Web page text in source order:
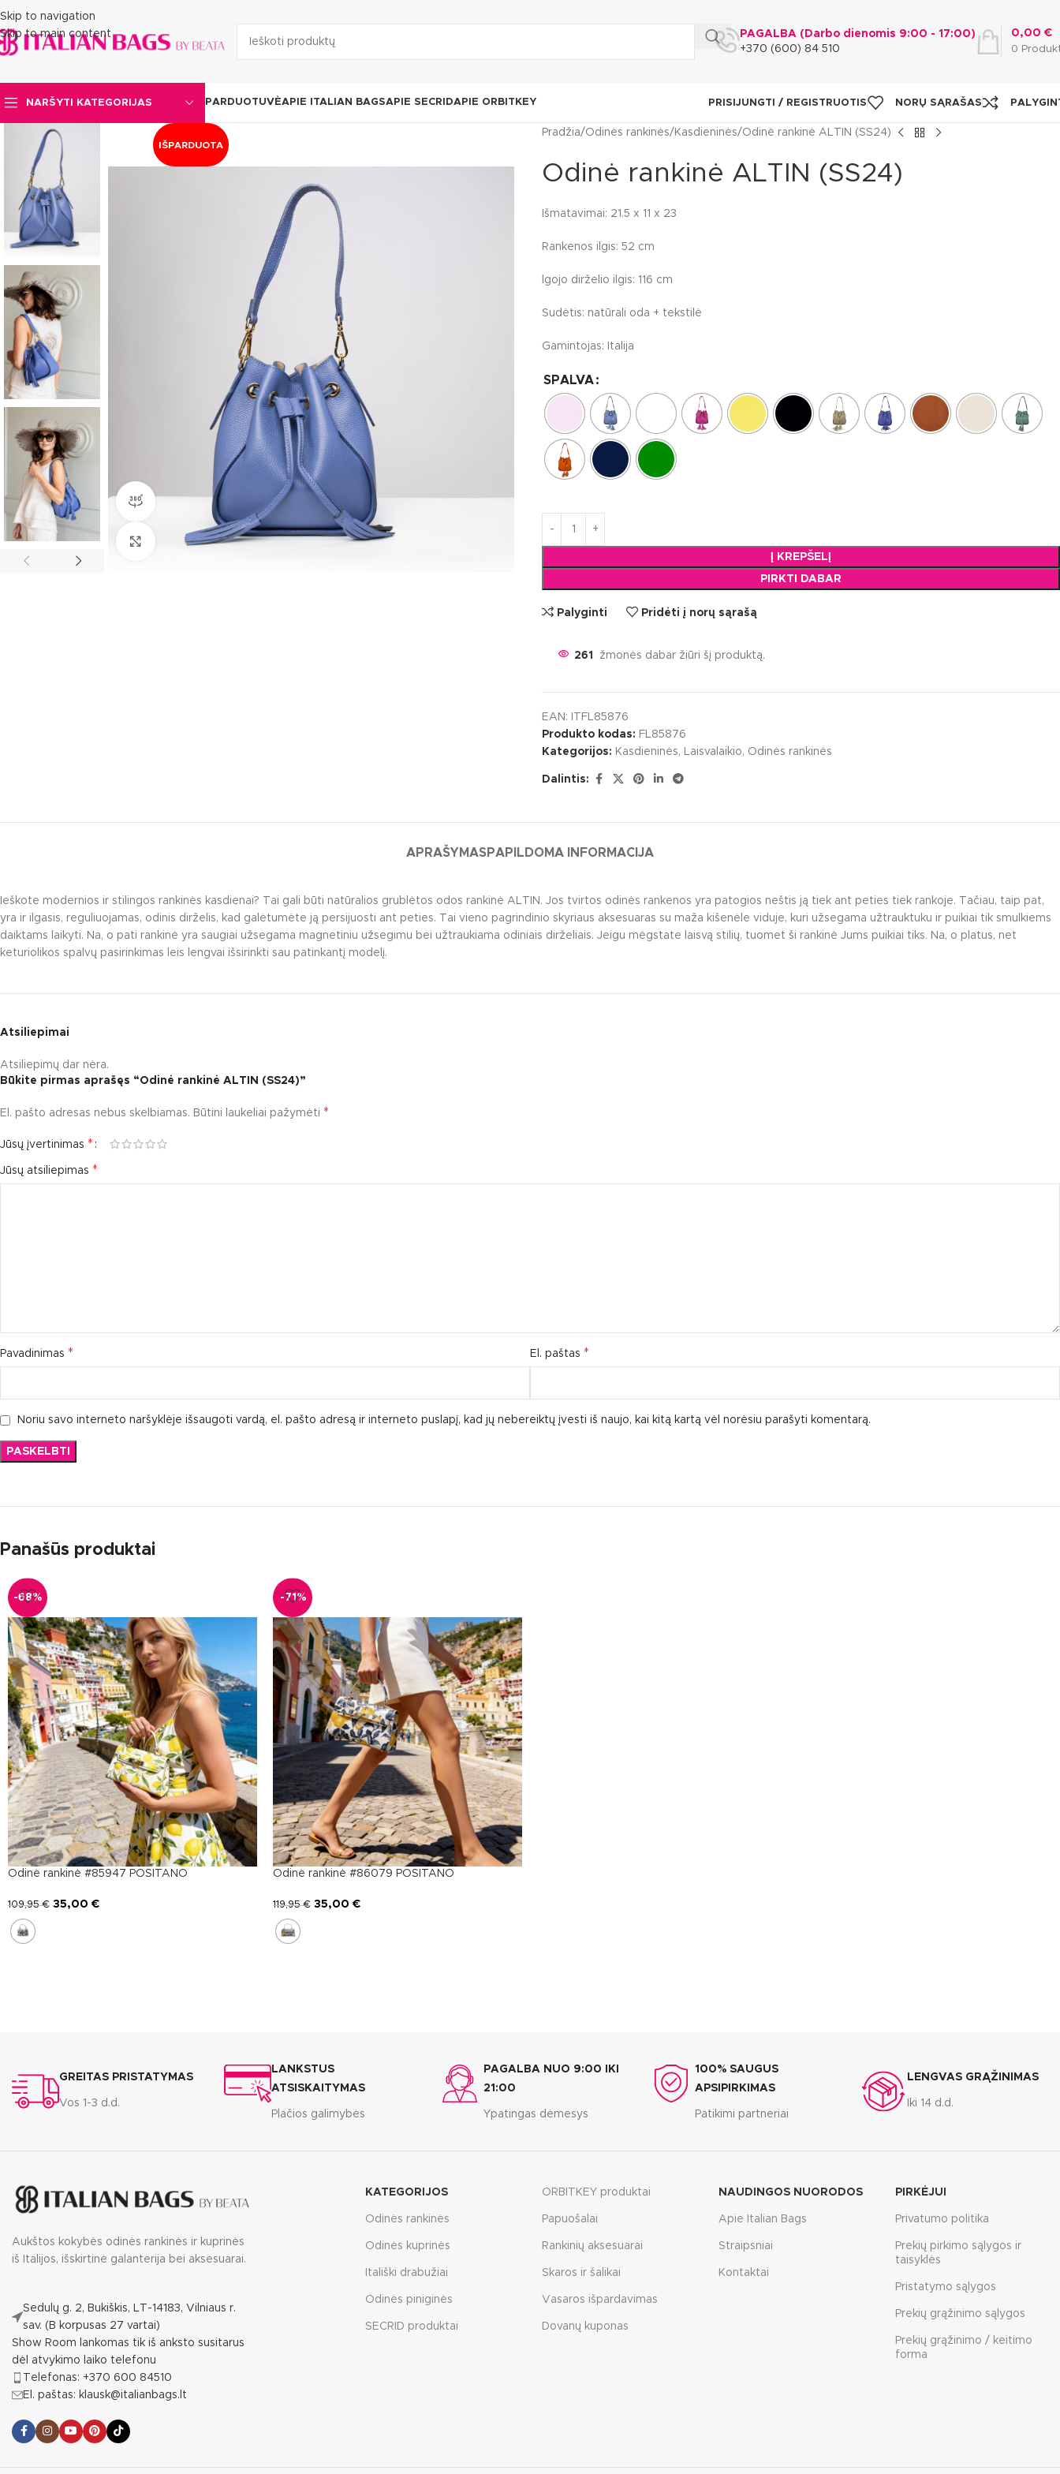
Skip to navigation
Skip to main content
PAGALBA (Darbo dienomis 9:00 - 17:00)
+370 (600) 84 510
0
0,00 €
NARŠYTI KATEGORIJAS PARDUOTUVĖAPIE ITALIAN BAGSAPIE SECRIDAPIE ORBITKEY PRISIJUNGTI / REGISTRUOTIS NORŲ SĄRAŠAS
IŠPARDUOTA
360 product view
Click to enlarge
Pradžia Odinės rankinės Kasdieninės Odinė rankinė ALTIN (SS24)
Odinė rankinė ALTIN (SS24)
Išmatavimai: 21.5 x 11 x 23
Rankenos ilgis: 52 cm
lgojo dirželio ilgis: 116 cm
Sudėtis: natūrali oda + tekstilė
Gamintojas: Italija
SPALVA
Į KREPŠELĮ
PIRKTI DABAR
Palyginti Pridėti į norų sąrašą
261 žmonės dabar žiūri šį produktą.
EAN:
ITFL85876
Produkto kodas: FL85876
Kategorijos: Kasdieninės, Laisvalaikio, Odinės rankinės
Dalintis:
APRAŠYMASPAPILDOMA INFORMACIJA
Ieškote modernios ir stilingos rankinės kasdienai? Tai gali būti natūralios grublėtos odos rankinė ALTIN. Jos tvirtos odinės rankenos yra patogios neštis ją tiek ant peties tiek rankoje. Tačiau, taip pat,
yra ir ilgasis, reguliuojamas, odinis dirželis, kad galėtumėte ją persijuosti ant peties. Tai vieno pagrindinio skyriaus aksesuaras su maža kišenėle viduje, kuri užsegama užtrauktuku ir puikiai tik smulkiems
daiktams laikyti. Na, o pati rankinė yra saugiai užsegama magnetiniu užsegimu bei užtraukiama odiniais dirželiais. Jeigu mėgstate laisvą stilių, tuomet ši rankinė Jums puikiai tiks. Na, o platus, net
keturiolikos spalvų pasirinkimas leis lengvai išsirinkti sau patinkantį modelį.
Atsiliepimai
Atsiliepimų dar nėra.
Būkite pirmas aprašęs “Odinė rankinė ALTIN (SS24)”
El. pašto adresas nebus skelbiamas. Būtini laukeliai pažymėti *
Jūsų įvertinimas *
Jūsų atsiliepimas *
Pavadinimas * El. paštas *
Noriu savo interneto naršyklėje išsaugoti vardą, el. pašto adresą ir interneto puslapį, kad jų nebereiktų įvesti iš naujo, kai kitą kartą vėl norėsiu parašyti komentarą.
Panašūs produktai
-68%
Odinė rankinė #85947 POSITANO
109,95€ 35,00 €
-71%
Odinė rankinė #86079 POSITANO
119,95€ 35,00 €
GREITAS PRISTATYMAS
Vos 1-3 d.d.
LANKSTUS
ATSISKAITYMAS
Plačios galimybės
PAGALBA NUO 9:00 IKI
21:00
Ypatingas dėmesys
100% SAUGUS
APSIPIRKIMAS
Patikimi partneriai
LENGVAS GRĄŽINIMAS
Iki 14 d.d.
Aukštos kokybės odinės rankinės ir kuprinės
iš Italijos, išskirtinė galanterija bei aksesuarai.
Sedulų g. 2, Bukiškis, LT-14183, Vilniaus r.
sav. (B korpusas 27 vartai)
Show Room lankomas tik iš anksto susitarus
dėl atvykimo laiko telefonu
Telefonas: +370 600 84510
El. paštas: klausk@italianbags.lt
KATEGORIJOS
Odinės rankinės
Odinės kuprinės
Itališki drabužiai
Odinės piniginės
SECRID produktai
ORBITKEY produktai
Papuošalai
Rankinių aksesuarai
Skaros ir šalikai
Vasaros išpardavimas
Dovanų kuponas
NAUDINGOS NUORODOS
Apie Italian Bags
Straipsniai
Kontaktai
PIRKĖJUI
Privatumo politika
Prekių pirkimo sąlygos ir
taisyklės
Pristatymo sąlygos
Prekių grąžinimo sąlygos
Prekių grąžinimo / keitimo
forma